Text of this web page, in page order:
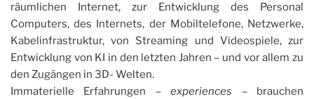
räumlichen Internet, zur Entwicklung des Personal
Computers, des Internets, der Mobiltelefone, Netzwerke,
Kabelinfrastruktur, von Streaming und Videospiele, zur
Entwicklung von KI in den letzten Jahren – und vor allem zu
den Zugängen in 3D- Welten.
Immaterielle Erfahrungen –experiences – brauchen